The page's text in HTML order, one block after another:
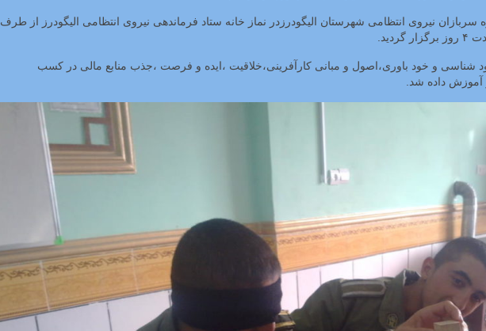
نیروی انتظامی شهرستان الیگودرزدر نماز خانه ستاد فرماندهی نیروی انتظامی الیگودرز از طرف
گردید.
شناسی و خود باوری،اصول و مبانی کارآفرینی،خلاقیت ،ایده و فرصت ،جذب منابع مالی در کسب
آموزش داده شد.